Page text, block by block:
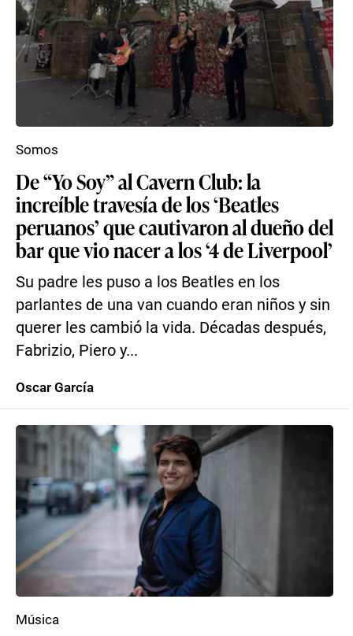
De “Yo Soy” al Cavern Club: la
increíble travesía de los ‘Beatles
peruanos’ que cautivaron al dueño del
bar que vio nacer a los ‘4 de Liverpool’
Su padre les puso a los Beatles en los
parlantes de una van cuando eran niños y sin
querer les cambió la vida. Décadas después,
Fabrizio, Piero y...
Somos
Oscar García
Música